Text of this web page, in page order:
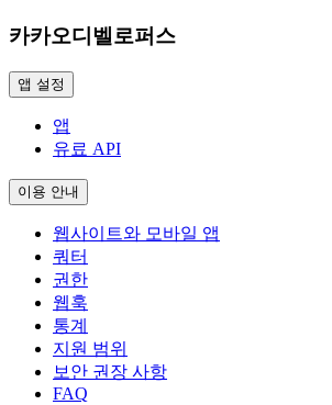
카카오디벨로퍼스
앱 설정
앱
유료 API
이용 안내
웹사이트와 모바일 앱
쿼터
권한
웹훅
통계
지원 범위
보안 권장 사항
FAQ